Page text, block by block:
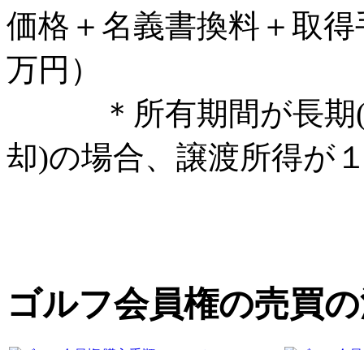
価格＋名義書換料＋取
万円）
＊所有期間が長期(
却)の場合、譲渡所得が
ゴルフ会員権の売買